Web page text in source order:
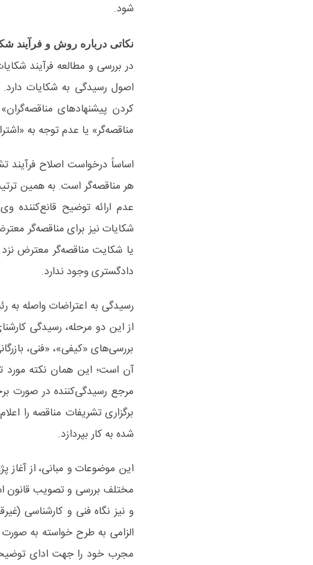
شود.
نکاتی درباره روش و فرآیند
در بررسی و مطالعه فرآیند
اصول رسیدگی به شکایات دارد.
کردن پیشنهادهای
مناقصه‌گر» یا عدم توجه به
اساساً درخواست اصلاح فرآیند
هر مناقصه‌گر است. به همین
عدم ارائه توضیح قانع‌کننده
شکایات نیز برای مناقصه‌گر
یا شکایت مناقصه‌گر معترض
دادگستری وجود ندارد.
رسیدگی به اعتراضات واصله
از این دو مرحله، رسیدگی
بررسی‌های «کیفی»، «فنی،
آن است؛ این همان نکته
مرجع رسیدگی‌کننده در صورت
برگزاری تشریفات مناقصه را
شده به کار بپردازد.
این موضوعات و مبانی، از آغاز
مختلف بررسی و تصویب قانون
و نیز نگاه فنی و کارشناسی
الزامی به طرح خواسته به
مجرب خود را جهت ادای